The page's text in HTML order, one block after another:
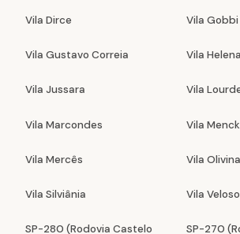
Vila Dirce Vila Gobbi
Vila Gustavo Correia Vila Helena
Vila Jussara Vila
Vila Marcondes Vila Menck
Vila Mercês Vila Olivina
Vila Silviânia Vila Veloso
SP-280 (Rodovia Castelo
SP-270